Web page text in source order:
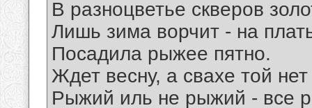
В разноцветье скверов
Лишь зима ворчит - на
Посадила рыжее пятно.
Ждет весну, а свахе той
Рыжий иль не рыжий - все